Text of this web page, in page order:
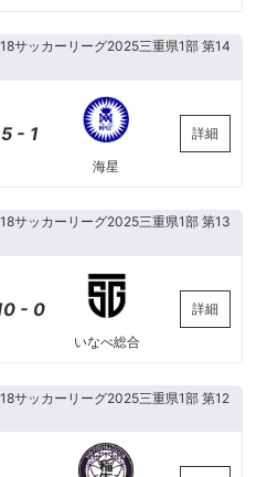
サッカーリーグ2025三重県1部 第14
5 - 1
海星
詳細
サッカーリーグ2025三重県1部 第13
- 0
いなべ総合
詳細
サッカーリーグ2025三重県1部 第12